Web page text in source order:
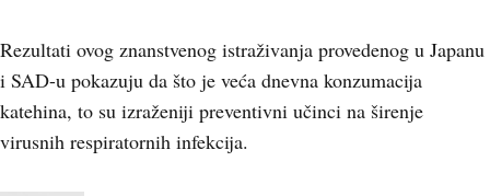
Rezultati ovog znanstvenog istraživanja provedenog u Japanu
i SAD-u pokazuju da što je veća dnevna konzumacija
katehina, to su izraženiji preventivni učinci na širenje
virusnih respiratornih infekcija.